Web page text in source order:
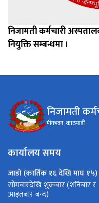
निजामती कर्मचारी
नियुक्ति सम्बन्धमा ।
निजामती
मीनभवन, काठमाडौं
कार्यालय समय
जाडो (कार्तिक १६ देखि माघ १५)
सोमबारदेखि शुक्रबार (शनिबार र
आइतबार बन्द)